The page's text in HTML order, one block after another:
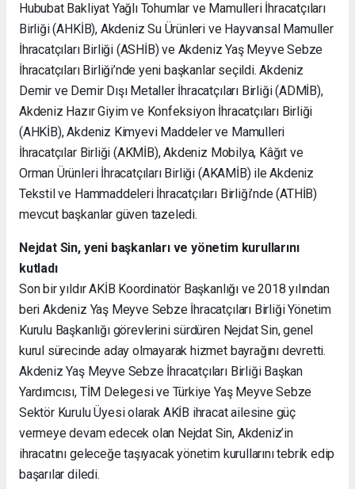
Hububat Bakliyat Yağlı Tohumlar ve Mamulleri İhracatçıları
Birliği (AHKİB), Akdeniz Su Ürünleri ve Hayvansal Mamuller
İhracatçıları Birliği (ASHİB) ve Akdeniz Yaş Meyve Sebze
İhracatçıları Birliği’nde yeni başkanlar seçildi. Akdeniz
Demir ve Demir Dışı Metaller İhracatçıları Birliği (ADMİB),
Akdeniz Hazır Giyim ve Konfeksiyon İhracatçıları Birliği
(AHKİB), Akdeniz Kimyevi Maddeler ve Mamulleri
İhracatçılar Birliği (AKMİB), Akdeniz Mobilya, Kâğıt ve
Orman Ürünleri İhracatçıları Birliği (AKAMİB) ile Akdeniz
Tekstil ve Hammaddeleri İhracatçıları Birliği’nde (ATHİB)
mevcut başkanlar güven tazeledi.
Nejdat Sin, yeni başkanları ve yönetim kurullarını
kutladı
Son bir yıldır AKİB Koordinatör Başkanlığı ve 2018 yılından
beri Akdeniz Yaş Meyve Sebze İhracatçıları Birliği Yönetim
Kurulu Başkanlığı görevlerini sürdüren Nejdat Sin, genel
kurul sürecinde aday olmayarak hizmet bayrağını devretti.
Akdeniz Yaş Meyve Sebze İhracatçıları Birliği Başkan
Yardımcısı, TİM Delegesi ve Türkiye Yaş Meyve Sebze
Sektör Kurulu Üyesi olarak AKİB ihracat ailesine güç
vermeye devam edecek olan Nejdat Sin, Akdeniz’in
ihracatını geleceğe taşıyacakyönetim kurullarını tebrik edip
başarılar diledi.